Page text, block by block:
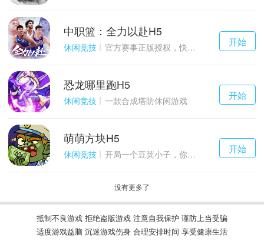
千百度h5
游戏
开始
中职篮：全力以赴H5
休闲竞技 官方赛事正版授权，快来打造属于自己的传奇吧~
千百度h5
游戏
开始
恐龙哪里跑H5
休闲竞技 一款合成塔防休闲游戏
千百度h5
游戏
开始
萌萌方块H5
休闲竞技 开局一个豆荚小子，你能坚持到几关？
没有更多了
抵制不良游戏 拒绝盗版游戏 注意自我保护 谨防上当受骗
适度游戏益脑 沉迷游戏伤身 合理安排时间 享受健康生活